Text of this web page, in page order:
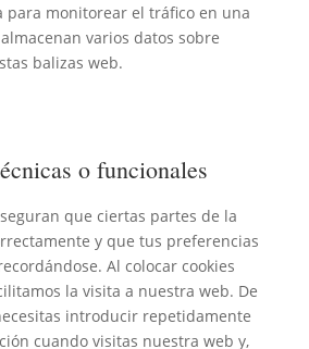
para monitorear el tráfico en una
varios datos sobre
balizas web.
o funcionales
que ciertas partes de la
y que tus preferencias
Al colocar cookies
la visita a nuestra web. De
introducir repetidamente
cuando visitas nuestra web y,